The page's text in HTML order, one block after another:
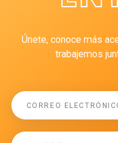
Únete, conoce más
trabajemos